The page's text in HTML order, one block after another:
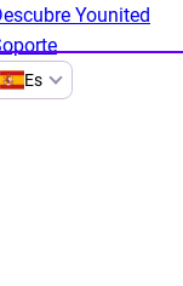
Younited
Es